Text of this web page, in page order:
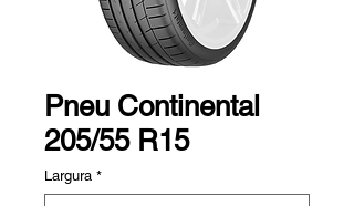
Pneu Continental
205/55 R15
Largura *